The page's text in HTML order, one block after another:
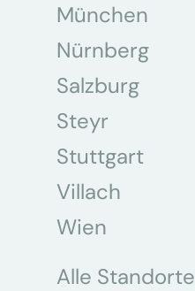
München
Nürnberg
Salzburg
Steyr
Stuttgart
Villach
Wien
Alle Standorte